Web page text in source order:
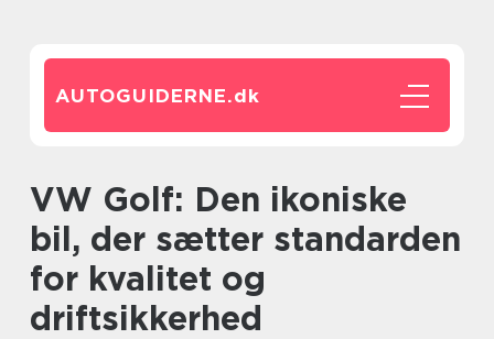
AUTOGUIDERNE.dk
VW Golf: Den ikoniske
bil, der sætter standarden
for kvalitet og
driftsikkerhed